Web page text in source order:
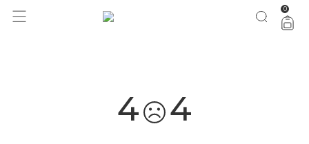
você merece 30% OFF pra comemorar com a gente aproveita! 0
4 4